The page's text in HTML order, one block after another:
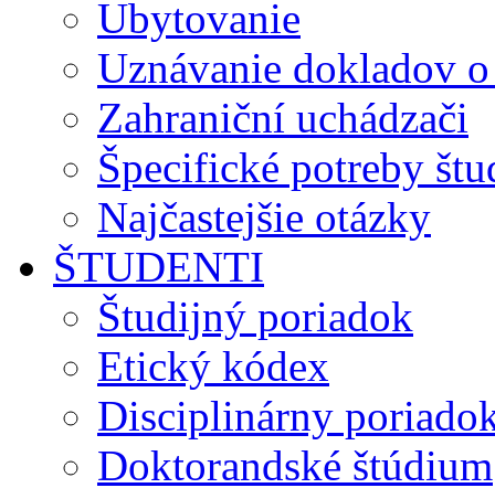
Ubytovanie
Uznávanie dokladov
Zahraniční uchádzači
Špecifické potreby
Najčastejšie otázky
ŠTUDENTI
Študijný poriadok
Etický kódex
Disciplinárny
Doktorandské štúdium